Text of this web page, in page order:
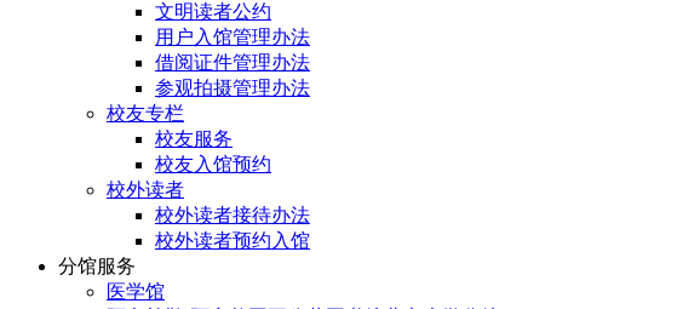
文明读者公约
用户入馆管理办法
借阅证件管理办法
参观拍摄管理办法
校友专栏
校友服务
校友入馆预约
校外读者
校外读者接待办法
校外读者预约入馆
分馆服务
医学馆